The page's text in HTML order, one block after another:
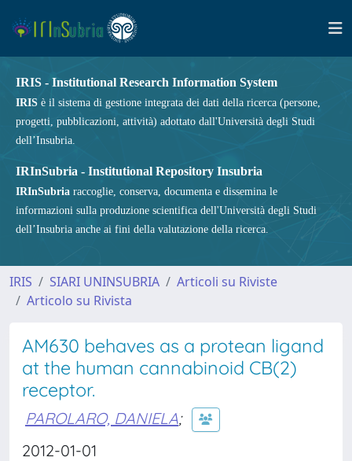
IRIS - Institutional Research Information System
IRIS è il sistema di gestione integrata dei dati della ricerca (persone,
progetti, pubblicazioni, attività) adottato dall'Università degli Studi
dell’Insubria.
IRInSubria - Institutional Repository Insubria
IRInSubria raccoglie, conserva, documenta e dissemina le
informazioni sulla produzione scientifica dell'Università degli Studi
dell’Insubria anche ai fini della valutazione della ricerca.
IRIS SIARI UNINSUBRIA
Articoli su Riviste
Articolo su Rivista
AM630 behaves as a protean ligand
at the human cannabinoid CB(2)
receptor.
PAROLARO, DANIELA;
2012-01-01